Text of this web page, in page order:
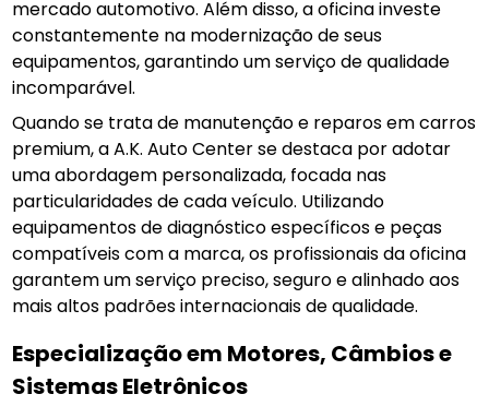
mercado automotivo. Além disso, a oficina investe
constantemente na modernização de seus
equipamentos, garantindo um serviço de qualidade
incomparável.
Quando se trata de manutenção e reparos em carros
premium, a A.K. Auto Center se destaca por adotar
uma abordagem personalizada, focada nas
particularidades de cada veículo. Utilizando
equipamentos de diagnóstico específicos e peças
compatíveis com a marca, os profissionais da oficina
garantem um serviço preciso, seguro e alinhado aos
mais altos padrões internacionais de qualidade.
Especialização em Motores, Câmbios e
Sistemas Eletrônicos